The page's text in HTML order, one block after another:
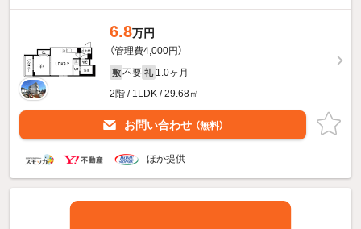
6.8万円
（管理費4,000円）
敷 不要 礼 1.0ヶ月
2階 / 1LDK / 29.68㎡
お問い合わせ （無料）
ほか提供